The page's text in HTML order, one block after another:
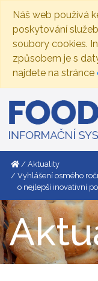
Náš web používá
poskytování
soubory cookies.
způsobem je s
najdete na stránce
Aktuality
Vyhlášení osmého
o nejlepší inovativní